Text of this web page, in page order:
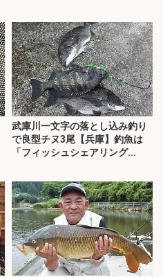
武庫川一文字の落とし込み釣り
で良型チヌ3尾【兵庫】釣魚は
「フィッシュシェアリング...